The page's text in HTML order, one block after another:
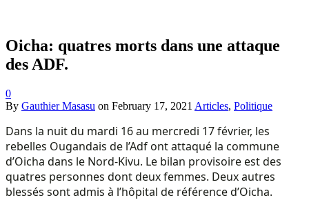
Oicha: quatres morts dans une attaque
des ADF.
0
By Gauthier Masasu on February 17, 2021 Articles, Politique
Dans la nuit du mardi 16 au mercredi 17 février, les
rebelles Ougandais de l’Adf ont attaqué la commune
d’Oicha dans le Nord-Kivu. Le bilan provisoire est des
quatres personnes dont deux femmes. Deux autres
blessés sont admis à l’hôpital de référence d’Oicha.